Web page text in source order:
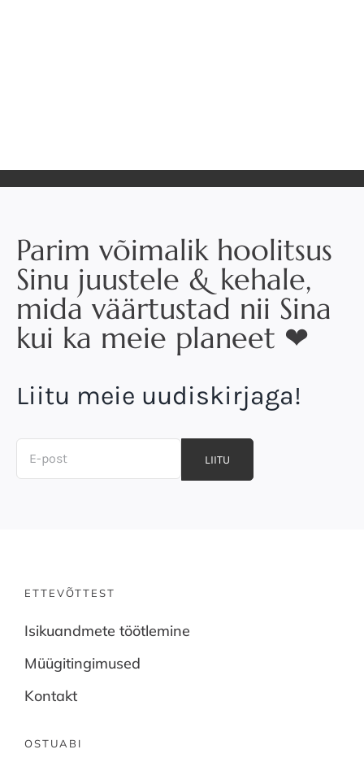
Parim võimalik hoolitsus
Sinu juustele & kehale,
mida väärtustad nii Sina
kui ka meie planeet ❤
Liitu meie uudiskirjaga!
LIITU
ETTEVÕTTEST
Isikuandmete töötlemine
Müügitingimused
Kontakt
OSTUABI